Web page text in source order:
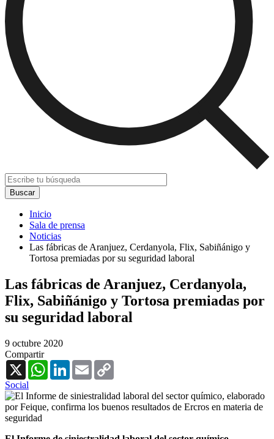
Inicio
Sala de prensa
Noticias
Las fábricas de Aranjuez, Cerdanyola, Flix, Sabiñánigo y
Tortosa premiadas por su seguridad laboral
Las fábricas de Aranjuez, Cerdanyola,
Flix, Sabiñánigo y Tortosa premiadas por
su seguridad laboral
9 octubre 2020
Compartir
X
WhatsAppLinkedInEmail
Social